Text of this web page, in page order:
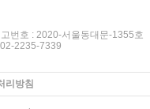
번호 : 2020-서울동대문-1355호
2235-7339
리방침